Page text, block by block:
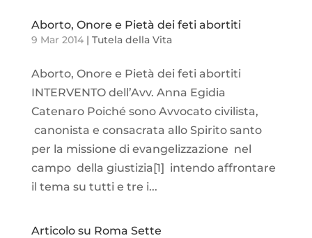
Aborto, Onore e Pietà dei feti abortiti
9 Mar 2014| Tutela della Vita
Aborto, Onore e Pietà dei feti abortiti
INTERVENTO dell’Avv. Anna Egidia
Catenaro Poiché sono Avvocato civilista,
canonista e consacrata allo Spirito santo
per la missione di evangelizzazione nel
campo della giustizia[1] intendo affrontare
il tema su tutti e tre i...
Articolo su Roma Sette